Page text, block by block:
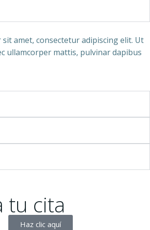
amet, consectetur adipiscing elit. Ut
ullamcorper mattis, pulvinar dapibus
tu cita
Haz clic aquí